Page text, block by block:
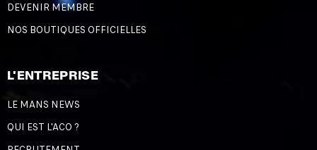
DEVENIR MEMBRE
NOS BOUTIQUES OFFICIELLES
L'ENTREPRISE
LE MANS NEWS
QUI EST L'ACO ?